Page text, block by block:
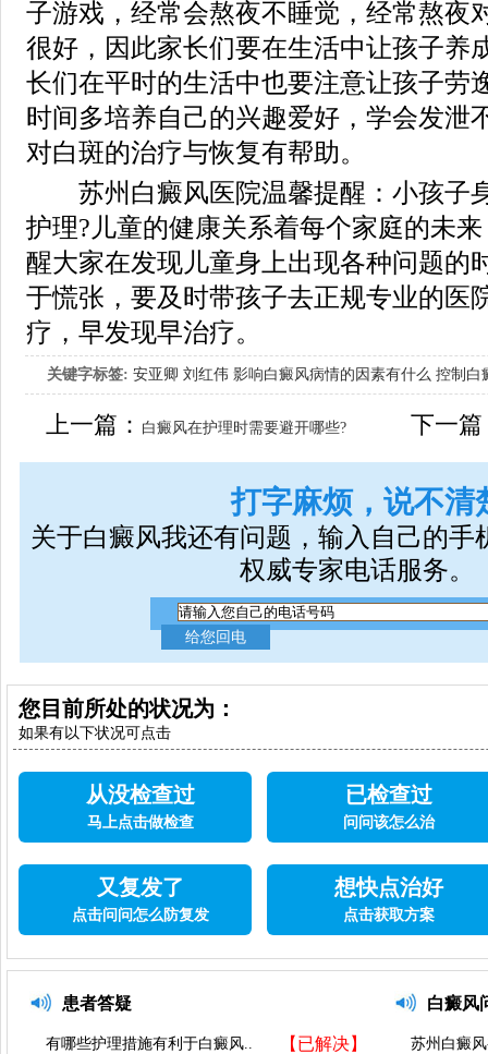
子游戏，经常会熬夜不睡觉，经常熬夜
很好，因此家长们要在生活中让孩子养
长们在平时的生活中也要注意让孩子劳
时间多培养自己的兴趣爱好，学会发泄
对白斑的治疗与恢复有帮助。
苏州白癜风医院温馨提醒：小孩子
护理?儿童的健康关系着每个家庭的未
醒大家在发现儿童身上出现各种问题的
于慌张，要及时带孩子去正规专业的医
疗，早发现早治疗。
关键字标签: 安亚卿 刘红伟 影响白癜风病情的因素有什么 控制白
女生应该如何治疗呢
上一篇： 白癜风在护理时需要避开哪些? 下一篇
打字麻烦，说不清
关于白癜风我还有问题，输入自己的手
权威专家电话服务。
您目前所处的状况为：
如果有以下状况可点击
从没检查过
马上点击做检查
已检查过
问问该怎么治
又复发了
点击问问怎么防复发
想快点治好
点击获取方案
患者答疑
【已解决】
有哪些护理措施有利于白癜风..
白癜风
苏州白癜